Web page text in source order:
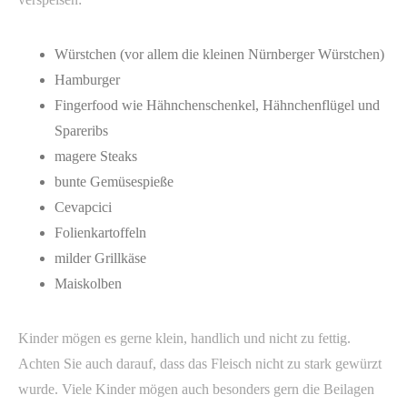
Würstchen (vor allem die kleinen Nürnberger Würstchen)
Hamburger
Fingerfood wie Hähnchenschenkel, Hähnchenflügel und
Spareribs
magere Steaks
bunte Gemüsespieße
Cevapcici
Folienkartoffeln
milder Grillkäse
Maiskolben
Kinder mögen es gerne klein, handlich und nicht zu fettig.
Achten Sie auch darauf, dass das Fleisch nicht zu stark gewürzt
wurde. Viele Kinder mögen auch besonders gern die Beilagen